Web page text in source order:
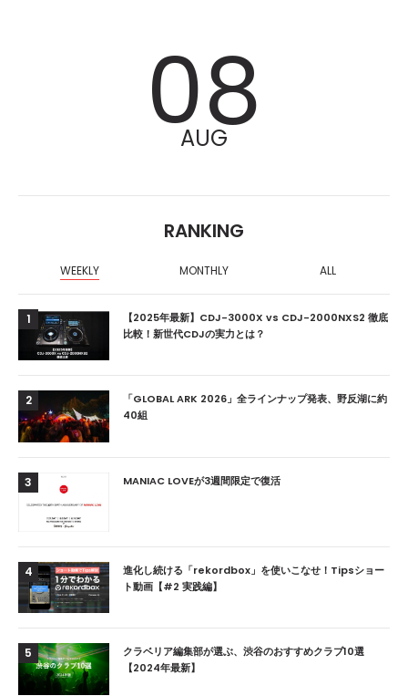
08
AUG
RANKING
WEEKLY MONTHLY ALL
1
【2025年最新】CDJ-3000X vs CDJ-2000NXS2 徹底
比較！新世代CDJの実力とは？
2
「GLOBAL ARK 2026」全ラインナップ発表、野反湖に約
40組
3 MANIAC LOVEが3週間限定で復活
4
進化し続ける「rekordbox」を使いこなせ！Tipsショー
ト動画【#2 実践編】
5
クラベリア編集部が選ぶ、渋谷のおすすめクラブ10選
【2024年最新】